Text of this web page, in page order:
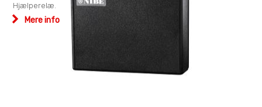
Hjælperelæ.
Mere info og downloads